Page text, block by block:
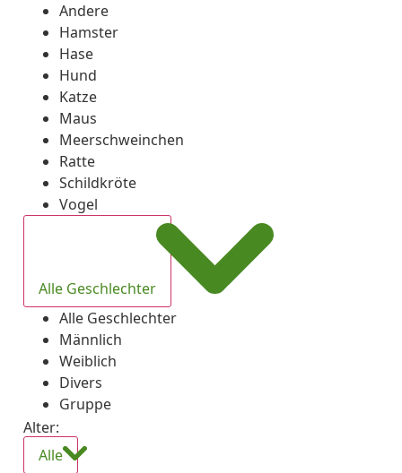
Andere
Hamster
Hase
Hund
Katze
Maus
Meerschweinchen
Ratte
Schildkröte
Vogel
Alle Geschlechter
Alle Geschlechter
Männlich
Weiblich
Divers
Gruppe
Alter:
Alle